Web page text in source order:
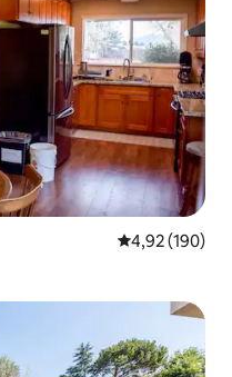
Évaluation
4,92 (190)